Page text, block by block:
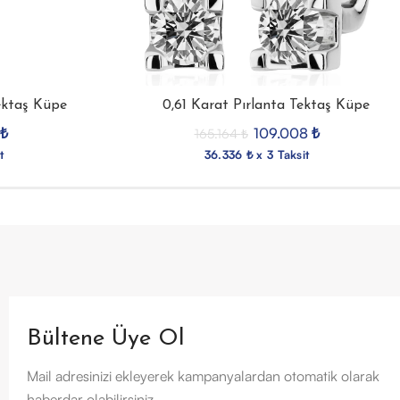
Küpe
₺
0,61 Karat Pırlanta Tektaş Küpe
165.164₺ 109.008 ₺
36.336 ₺ x 3 Taksit
Bültene Üye Ol
Mail adresinizi ekleyerek kampanyalardan otomatik olarak